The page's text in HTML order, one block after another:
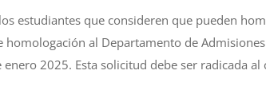
estudiantes que consideren que pueden
homologación al Departamento de
enero 2025. Esta solicitud debe ser radicada